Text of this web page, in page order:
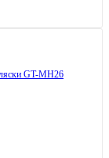
GT-MH26